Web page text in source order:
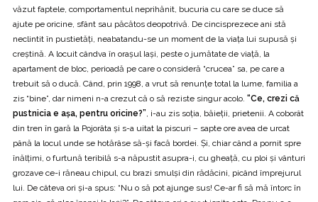
văzut faptele, comportamentul neprihănit, bucuria cu care se duce să
ajute pe oricine, sfânt sau păcătos deopotrivă. De cincisprezece ani stă
neclintit în pustietăţi, neabatandu-se un moment de la viaţa lui supusă şi
creştină. A locuit cândva în oraşul Iaşi, peste o jumătate de viaţă, la
apartament de bloc, perioadă pe care o consideră “crucea” sa, pe care a
trebuit să o ducă. Când, prin 1998, a vrut să renunţe total la lume, familia a
zis “bine”, dar nimeni n-a crezut că o să reziste singur acolo. “Ce, crezi că
pustnicia e aşa, pentru oricine?” , i-au zis soţia, băieţii, prietenii. A coborât
din tren în gară la Pojorâta şi s-a uitat la piscuri – sapte ore avea de urcat
până la locul unde se hotărâse să-şi facă bordei. Şi, chiar când a pornit spre
înălţimi, o furtună teribilă s-a năpustit asupra-i, cu gheaţă, cu ploi şi vânturi
grozave ce-i răneau chipul, cu brazi smulşi din rădăcini, picând împrejurul
lui. De câteva ori şi-a spus: “Nu o să pot ajunge sus! Ce-ar fi să mă întorc în